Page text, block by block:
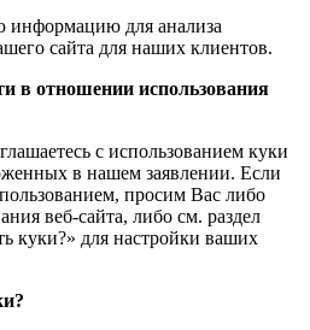
для анализа
сайта для наших клиентов.
в отношении использования
с использованием куки
в нашем заявлении. Если
просим Вас либо
веб-сайта, либо см. раздел
куки?» для настройки ваших